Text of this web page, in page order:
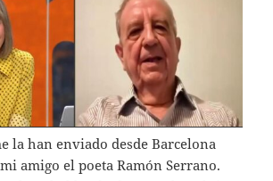
la han enviado desde Barcelona
amigo el poeta Ramón Serrano.